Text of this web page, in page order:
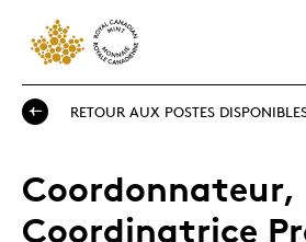
RETOUR AUX POSTES
Coordonnateur,
Coordinatrice